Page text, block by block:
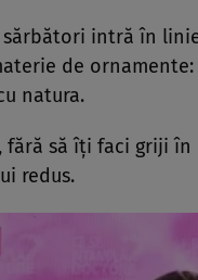
intră în
de
natura.
să îți faci griji
redus.